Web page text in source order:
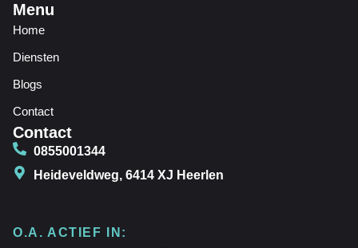
Menu
Home
Diensten
Blogs
Contact
Contact
0855001344
Heideveldweg, 6414 XJ Heerlen
O.A. ACTIEF IN: